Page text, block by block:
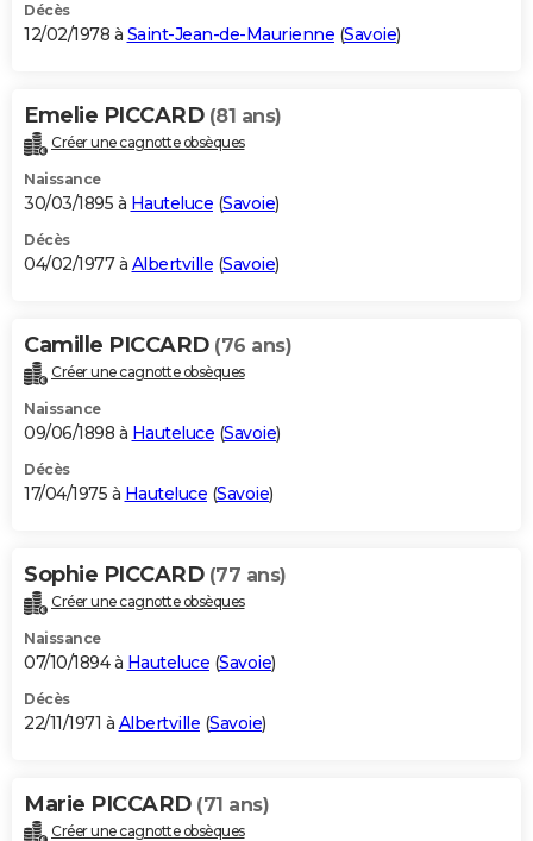
Décès
12/02/1978 à Saint-Jean-de-Maurienne (Savoie)
Emelie PICCARD (81 ans)
Créer une cagnotte obsèques
Naissance
30/03/1895 à Hauteluce (Savoie)
Décès
04/02/1977 à Albertville (Savoie)
Camille PICCARD (76 ans)
Créer une cagnotte obsèques
Naissance
09/06/1898 à Hauteluce (Savoie)
Décès
17/04/1975 à Hauteluce (Savoie)
Sophie PICCARD (77 ans)
Créer une cagnotte obsèques
Naissance
07/10/1894 à Hauteluce (Savoie)
Décès
22/11/1971 à Albertville (Savoie)
Marie PICCARD (71 ans)
Créer une cagnotte obsèques